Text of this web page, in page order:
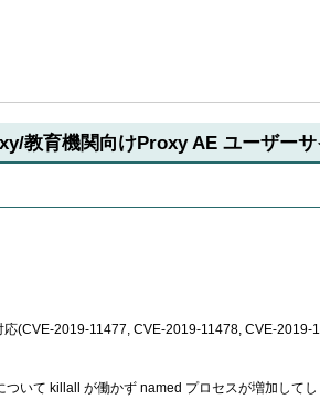
教育機関向けProxy AE ユーザーサ
(CVE-2019-11477, CVE-2019-11478, CVE-2019-
いて killall が働かず named プロセスが増加して